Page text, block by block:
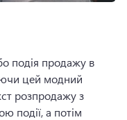
подія продажу в
цей модний
розпродажу з
події, а потім